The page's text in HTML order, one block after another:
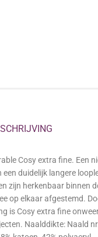
Cosy extra fine. Een
duidelijk langere
zijn herkenbaar binnen
op elkaar afgestemd.
is Cosy extra fine
Naalddikte: Naald